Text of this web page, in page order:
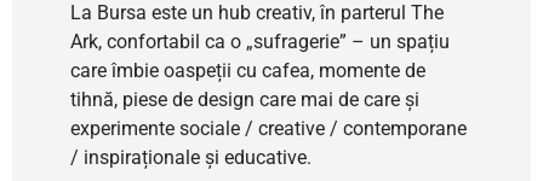
La Bursa este un hub creativ, în parterul The
Ark, confortabil ca o „sufragerie” – un spațiu
care îmbie oaspeții cu cafea, momente de
tihnă, piese de design care mai de care și
experimente sociale / creative / contemporane
/ inspiraționale și educative.